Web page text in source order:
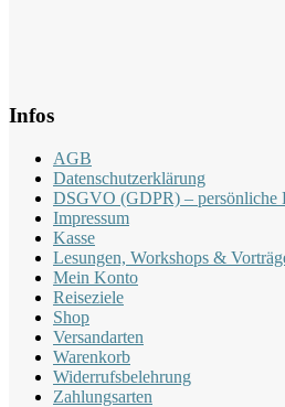
Infos
AGB
Datenschutzerklärung
DSGVO (GDPR) – persönliche
Impressum
Kasse
Lesungen, Workshops &
Mein Konto
Reiseziele
Shop
Versandarten
Warenkorb
Widerrufsbelehrung
Zahlungsarten